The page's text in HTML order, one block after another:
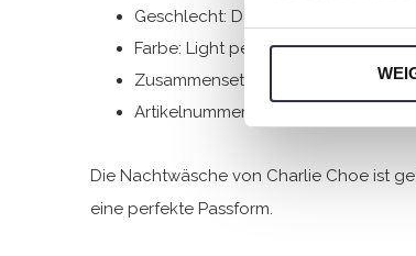
Geschlecht: Damen
Farbe: Light peach
Zusammensetzung: 50% Cotton/
Artikelnummer: N59129-38
Die Nachtwäsche von Charlie Choe ist
eine perfekte Passform.